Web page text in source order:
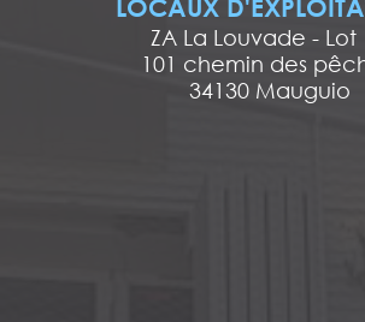
LOCAUX
ZA La Louvade - Lot
101 chemin des
34130 Mauguio